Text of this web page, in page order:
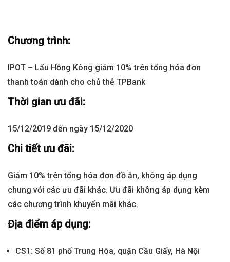
Chương trình:
IPOT – Lẩu Hồng Kông giảm 10% trên tổng hóa đơn
thanh toán dành cho chủ thẻ TPBank
Thời gian ưu đãi:
15/12/2019 đến ngày 15/12/2020
Chi tiết ưu đãi:
Giảm 10% trên tổng hóa đơn đồ ăn, không áp dụng
chung với các ưu đãi khác. Ưu đãi không áp dụng kèm
các chương trình khuyến mãi khác.
Địa điểm áp dụng:
CS1: Số 81 phố Trung Hòa, quận Cầu Giấy, Hà Nội